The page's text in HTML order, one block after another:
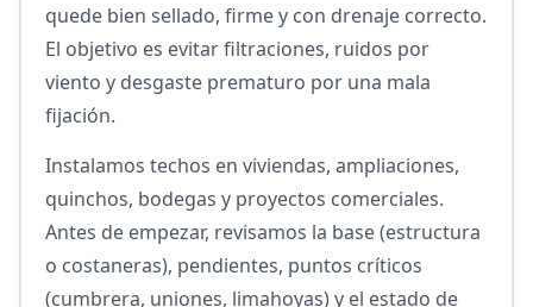
quede bien sellado, firme y con drenaje correcto.
El objetivo es evitar filtraciones, ruidos por
viento y desgaste prematuro por una mala
fijación.
Instalamos techos en viviendas, ampliaciones,
quinchos, bodegas y proyectos comerciales.
Antes de empezar, revisamos la base (estructura
o costaneras), pendientes, puntos críticos
(cumbrera, uniones, limahoyas) y el estado de